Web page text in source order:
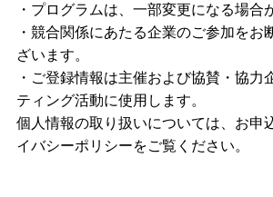
・プログラムは、一部変更になる場合
・競合関係にあたる企業のご参加をお
ざいます。
・ご登録情報は主催および協賛・協力
ティング活動に使用します。
個人情報の取り扱いについては、お申
イバシーポリシーをご覧ください。